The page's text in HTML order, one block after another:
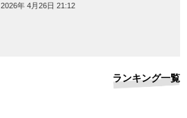
2026年 4月26日 21:12
ランキング一覧